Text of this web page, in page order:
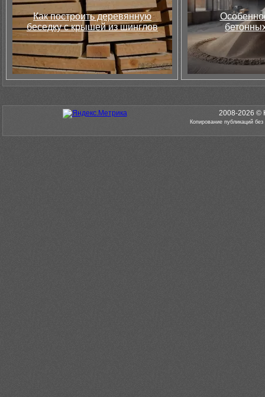
Как построить деревянную
беседку с крышей из шинглов
2008-2026 ©
Копирование публикаций